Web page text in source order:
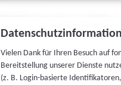
Datenschutzinformation
Vielen Dank für Ihren Besuch auf
Bereitstellung unserer Dienste
(z. B. Login-basierte